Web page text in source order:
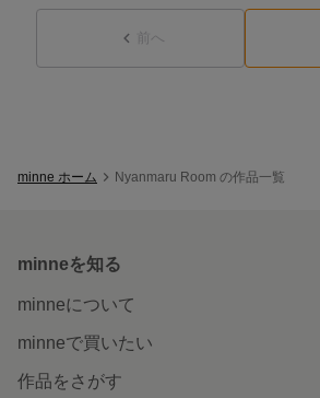
前へ
minne ホーム Nyanmaru Room の作品一覧
minneを知る
minneについて
minneで買いたい
作品をさがす